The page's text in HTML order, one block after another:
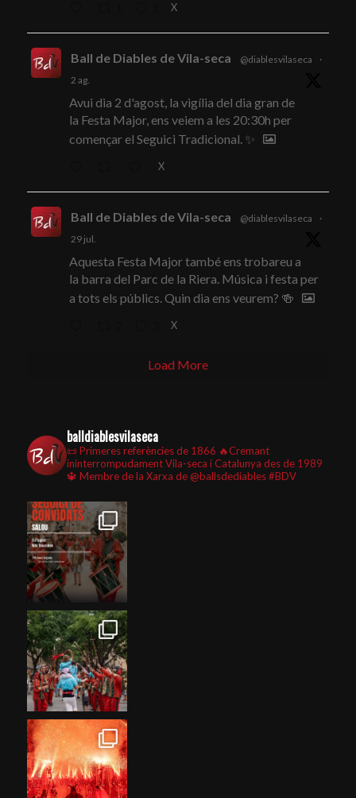
X
Ball de Diables de Vila-seca @diablesvilaseca
·
2 ag.
Avui dia 2 d'agost, la vigília del dia gran de
la Festa Major, ens veiem a les 20:30h per
començar el Seguici Tradicional. ✨
X
Ball de Diables de Vila-seca @diablesvilaseca
·
29 jul.
Aquesta Festa Major també ens trobareu a
la barra del Parc de la Riera. Música i festa per
a tots els públics. Quin dia ens veurem? 🍻
X
Load More
balldiablesvilaseca
📜 Primeres referències de 1866 🔥Cremant
ininterrompudament Vila-seca i Catalunya des de 1989
🔱 Membre de la Xarxa de @ballsdediables#BDV